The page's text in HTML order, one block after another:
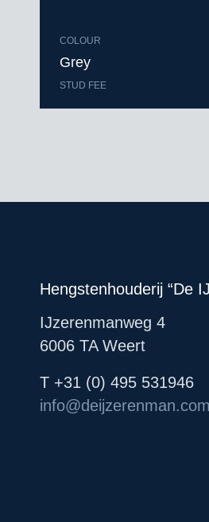
COLOUR
Grey
STUD FEE
Hengstenhouderij “De
IJzerenmanweg 4
6006 TA Weert
T +31 (0) 495 531946
info@deijzerenman.com